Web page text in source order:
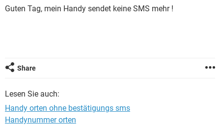
WHATSAPP TIKTOK
WINDOWS 10 INSTAGRAM
SPIELE STREAMING
FACEBOOK
Guten Tag, mein Handy sendet keine SMS mehr !
Share
Lesen Sie auch:
Handy orten ohne bestätigungs sms
Handynummer orten